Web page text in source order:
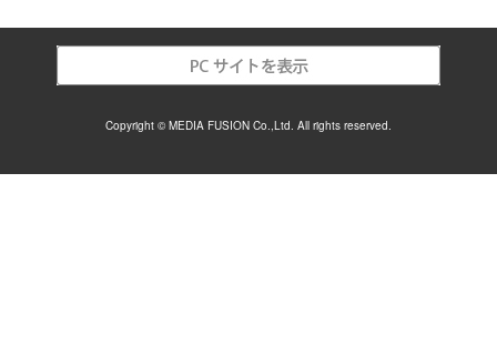
Copyright © MEDIA FUSION Co.,Ltd. All rights reserved.